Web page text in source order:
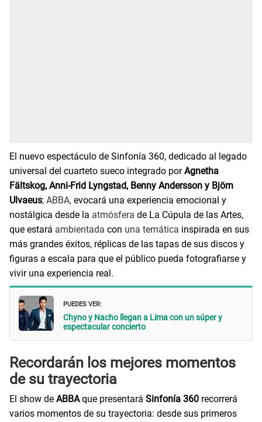
El nuevo espectáculo de Sinfonía 360, dedicado al legado
universal del cuarteto sueco integrado porAgnetha
Fältskog, Anni-Frid Lyngstad, Benny Andersson y Björn
Ulvaeus; ABBA, evocará una experiencia emocional y
nostálgica desde la atmósfera de La Cúpula de las Artes,
que estará ambientada con una temática inspirada en sus
más grandes éxitos, réplicas de las tapas de sus discos y
figuras a escala para que el público pueda fotografiarse y
vivir una experiencia real.
PUEDES VER:
Chyno y Nacho llegan a Lima con un súper y
espectacular concierto
Recordarán los mejores momentos
de su trayectoria
El show de ABBAque presentará Sinfonía 360 recorrerá
varios momentos de su trayectoria: desde sus primeros